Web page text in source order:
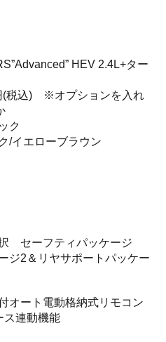
HEV 2.4L+ター
(税込) ※オプションを入れ
ク
/イエローブラウン
セーフティパッケージ
ジ2＆リヤサポートパッケー
オート電動格納式リモコン
ス連動機能